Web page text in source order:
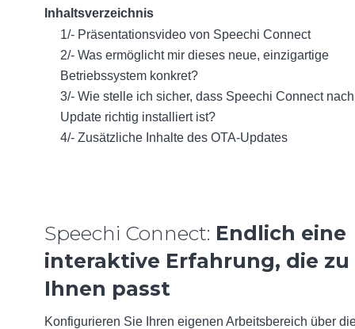
Inhaltsverzeichnis
1/- Präsentationsvideo von Speechi Connect
2/- Was ermöglicht mir dieses neue, einzigartige
Betriebssystem konkret?
3/- Wie stelle ich sicher, dass Speechi Connect
Update richtig installiert ist?
4/- Zusätzliche Inhalte des OTA-Updates
Speechi Connect: Endlich eine
interaktive Erfahrung, die zu
Ihnen passt
Konfigurieren Sie Ihren eigenen Arbeitsbereich über